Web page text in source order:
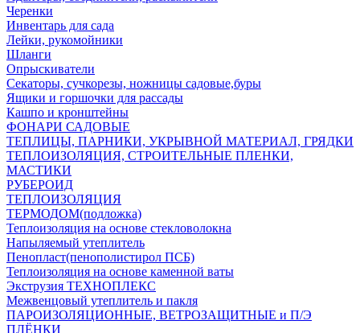
Черенки
Инвентарь для сада
Лейки, рукомойники
Шланги
Опрыскиватели
Секаторы, сучкорезы, ножницы садовые,буры
Ящики и горшочки для рассады
Кашпо и кронштейны
ФОНАРИ САДОВЫЕ
ТЕПЛИЦЫ, ПАРНИКИ, УКРЫВНОЙ МАТЕРИАЛ, ГРЯДКИ
ТЕПЛОИЗОЛЯЦИЯ, СТРОИТЕЛЬНЫЕ ПЛЕНКИ,
МАСТИКИ
РУБЕРОИД
ТЕПЛОИЗОЛЯЦИЯ
ТЕРМОДОМ(подложка)
Теплоизоляция на основе стекловолокна
Напыляемый утеплитель
Пенопласт(пенополистирол ПСБ)
Теплоизоляция на основе каменной ваты
Экструзия ТЕХНОПЛЕКС
Межвенцовый утеплитель и пакля
ПАРОИЗОЛЯЦИОННЫЕ, ВЕТРОЗАЩИТНЫЕ и П/Э
ПЛЁНКИ